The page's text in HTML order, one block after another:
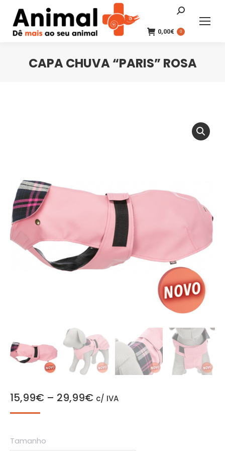
Search:
0,00€ 0
CAPA CHUVA “PARIS” ROSA
15,99€ – 29,99€ c/ IVA
Tamanho